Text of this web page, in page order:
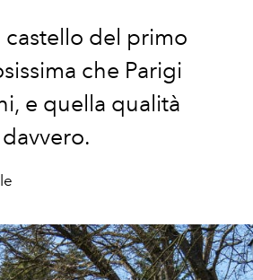
castello del primo
che Parigi
e quella qualità